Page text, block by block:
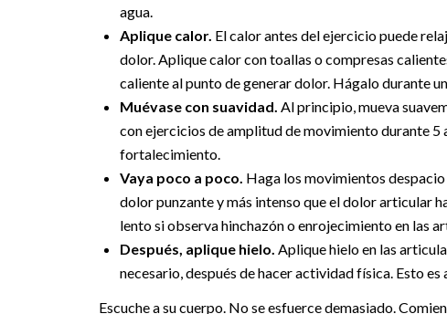
agua.
Aplique calor. El calor antes del ejercicio puede
dolor. Aplique calor con toallas o compresas
caliente al punto de generar dolor. Hágalo durante
Muévase con suavidad. Al principio, mueva
con ejercicios de amplitud de movimiento durante 5
fortalecimiento.
Vaya poco a poco. Haga los movimientos despacio
dolor punzante y más intenso que el dolor articular
lento si observa hinchazón o enrojecimiento en las
Después, aplique hielo. Aplique hielo en las
necesario, después de hacer actividad física. Esto
Escuche a su cuerpo. No se esfuerce demasiado.